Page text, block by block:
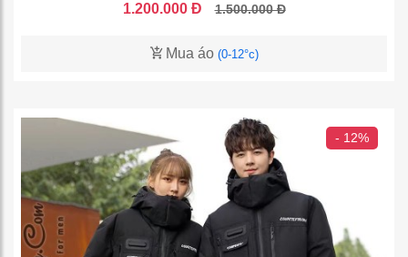
1.200.000 Đ 1.500.000 Đ
Mua áo (0-12°c)
- 12%